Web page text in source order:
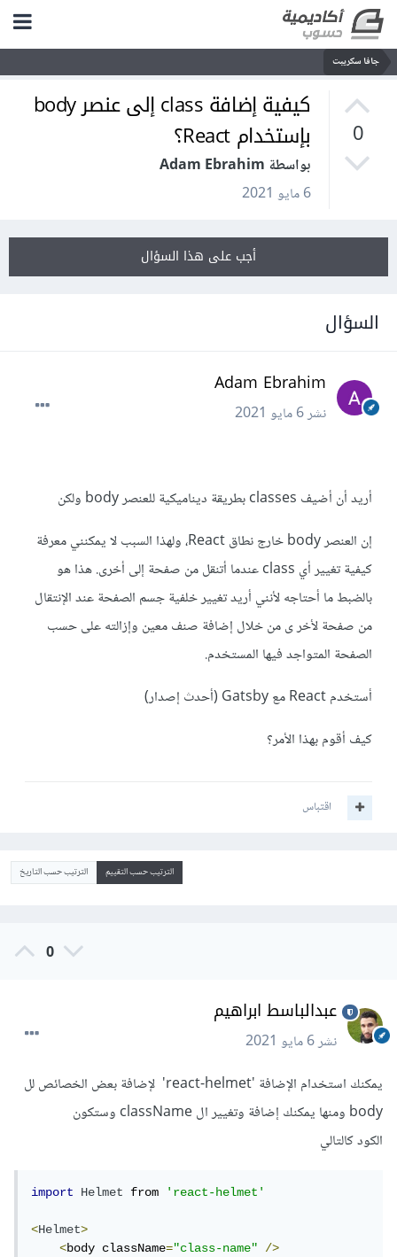
جافا سكريبت
0
كيفية إضافة class إلى عنصر body
بإستخدام React؟
بواسطة Adam Ebrahim
6 مايو 2021
أجب على هذا السؤال
السؤال
Adam Ebrahim
نشر6 مايو 2021
أريد أن أضيف classes بطريقة ديناميكية للعنصر body ولكن
إن العنصر body خارج نطاق React، ولهذا السبب لا يمكنني معرفة
كيفية تغيير أي class عندما أتنقل من صفحة إلى أخرى. هذا هو
بالضبط ما أحتاجه لأنني أريد تغيير خلفية جسم الصفحة عند الإنتقال
من صفحة لأخر ى من خلال إضافة صنف معين وإزالته على حسب
الصفحة المتواجد فيها المستخدم.
أستخدم React مع Gatsby (أحدث إصدار)
كيف أقوم بهذا الأمر؟
اقتباس
الترتيب حسب التقييم الترتيب حسب التاريخ
0
عبدالباسط ابراهيم
نشر6 مايو 2021
يمكنك استخدام الإضافة 'react-helmet' لإضافة بعض الخصائص لل
body ومنها يمكنك إضافة وتغيير ال className وستكون
الكود كالتالي
import Helmet from 'react-helmet'
<Helmet>
<body className="class-name"
/>